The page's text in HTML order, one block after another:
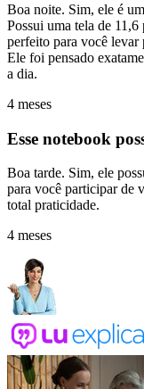
Boa noite. Sim, ele é
Possui uma tela de
perfeito para você levar
Ele foi pensado
a dia.
4 meses
Esse notebook
Boa tarde. Sim, ele
para você participar de
total praticidade.
4 meses